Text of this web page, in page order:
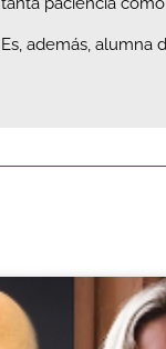
Es, además, alumna